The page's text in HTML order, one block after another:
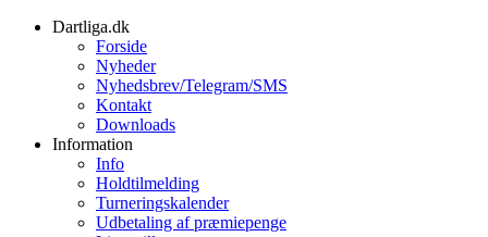
Dartliga.dk
Forside
Nyheder
Nyhedsbrev/Telegram/SMS
Kontakt
Downloads
Information
Info
Holdtilmelding
Turneringskalender
Udbetaling af præmiepenge